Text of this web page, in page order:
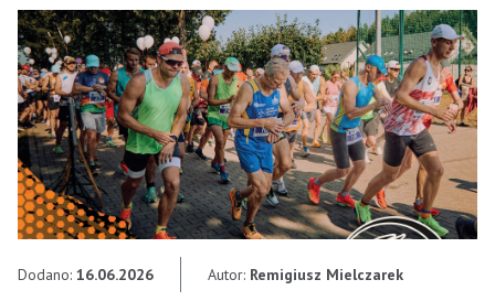
Dodano: 16.06.2026 Autor: Remigiusz Mielczarek